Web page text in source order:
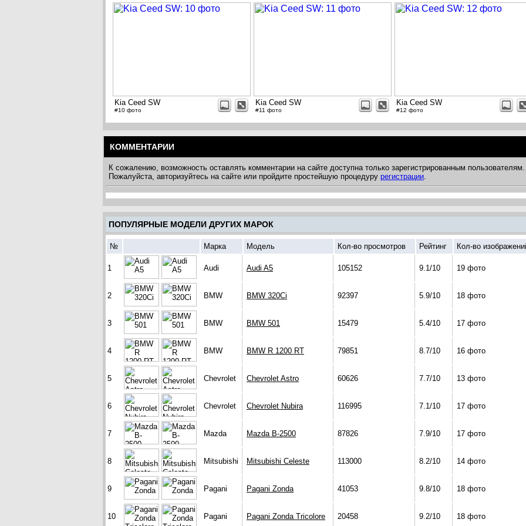
Kia Ceed SW
#10 фото
Kia Ceed SW
#11 фото
Kia Ceed SW
#12 фото
КОММЕНТАРИИ
К сожалению, возможность оставлять комментарии на сайте доступна только зарегистрированным пользователям.
Пожалуйста, авторизуйтесь на сайте или пройдите простейшую процедуру регистрации.
ПОПУЛЯРНЫЕ МОДЕЛИ ДРУГИХ МАРОК
№ Марка Модель Кол-во просмотров Рейтинг Кол-во
1 Audi Audi A5 105152 9.1/10 19 фото
2 BMW BMW 320Ci 92397 5.9/10 18 фото
3 BMW BMW 501 15479 5.4/10 17 фото
4 BMW BMW R 1200 RT 79851 8.7/10 16 фото
5 Chevrolet Chevrolet Astro 60626 7.7/10 13 фото
6 Chevrolet Chevrolet Nubira 116995 7.1/10 17 фото
7 Mazda Mazda B-2500 87826 7.9/10 17 фото
8 Mitsubishi Mitsubishi Celeste 113000 8.2/10 14 фото
9 Pagani Pagani Zonda 41053 9.8/10 18 фото
10 Pagani Pagani Zonda Tricolore 20458 9.2/10 18 фото